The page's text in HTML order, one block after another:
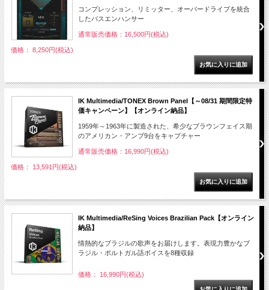
コンプレッション、リミッター、オーバードライブを統合
したバスエンハンサー
通常販売価格：16,500円(税込)
価格： 8,250円(税込)
IK Multimedia/TONEX Brown Panel【～08/31 期間限定特
価キャンペーン】【オンライン納品】
1959年～1963年に製造された、希少なブラウンフェイス期
のアメリカン・アンプ9台をキャプチャー
通常販売価格：16,990円(税込)
価格： 13,591円(税込)
IK Multimedia/ReSing Voices Brazilian Pack【オンライン
納品】
情熱的なブラジルの歌声をお届けします。表現力豊かなブ
ラジル・ポルトガル語ボイスを8種収録
価格： 16,990円(税込)